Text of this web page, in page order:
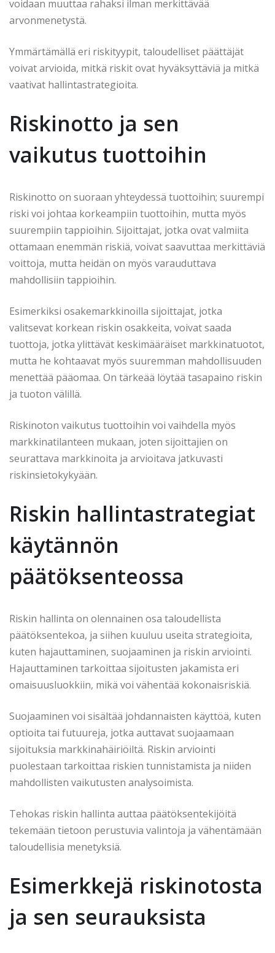
voidaan muuttaa rahaksi ilman merkittävää
arvonmenetystä.
Ymmärtämällä eri riskityypit, taloudelliset päättäjät
voivat arvioida, mitkä riskit ovat hyväksyttäviä ja mitkä
vaativat hallintastrategioita.
Riskinotto ja sen
vaikutus tuottoihin
Riskinotto on suoraan yhteydessä tuottoihin; suurempi
riski voi johtaa korkeampiin tuottoihin, mutta myös
suurempiin tappioihin. Sijoittajat, jotka ovat valmiita
ottamaan enemmän riskiä, voivat saavuttaa merkittäviä
voittoja, mutta heidän on myös varauduttava
mahdollisiin tappioihin.
Esimerkiksi osakemarkkinoilla sijoittajat, jotka
valitsevat korkean riskin osakkeita, voivat saada
tuottoja, jotka ylittävät keskimääräiset markkinatuotot,
mutta he kohtaavat myös suuremman mahdollisuuden
menettää pääomaa. On tärkeää löytää tasapaino riskin
ja tuoton välillä.
Riskinoton vaikutus tuottoihin voi vaihdella myös
markkinatilanteen mukaan, joten sijoittajien on
seurattava markkinoita ja arvioitava jatkuvasti
riskinsietokykyään.
Riskin hallintastrategiat
käytännön
päätöksenteossa
Riskin hallinta on olennainen osa taloudellista
päätöksentekoa, ja siihen kuuluu useita strategioita,
kuten hajauttaminen, suojaaminen ja riskin arviointi.
Hajauttaminen tarkoittaa sijoitusten jakamista eri
omaisuusluokkiin, mikä voi vähentää kokonaisriskiä.
Suojaaminen voi sisältää johdannaisten käyttöä, kuten
optioita tai futuureja, jotka auttavat suojaamaan
sijoituksia markkinahäiriöiltä. Riskin arviointi
puolestaan tarkoittaa riskien tunnistamista ja niiden
mahdollisten vaikutusten analysoimista.
Tehokas riskin hallinta auttaa päätöksentekijöitä
tekemään tietoon perustuvia valintoja ja vähentämään
taloudellisia menetyksiä.
Esimerkkejä riskinotosta
ja sen seurauksista